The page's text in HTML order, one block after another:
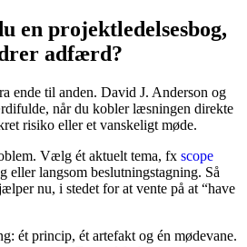
en projektledelsesbog,
adfærd?
ende til anden. David J. Anderson og
når du kobler læsningen direkte
risiko eller et vanskeligt møde.
Vælg ét aktuelt tema, fx scope
eller langsom beslutningstagning. Så
nu, i stedet for at vente på at “have
ét princip, ét artefakt og én mødevane.